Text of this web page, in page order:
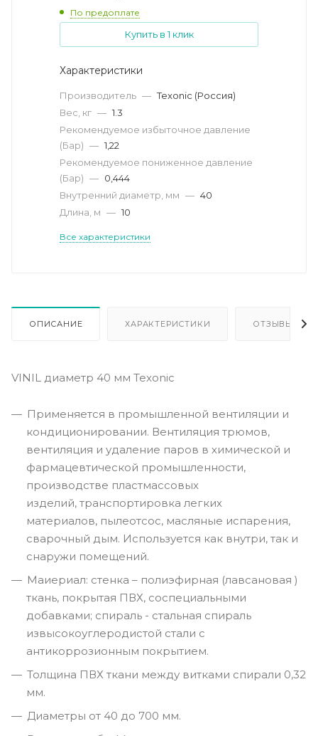
По предоплате
Купить в 1 клик
Характеристики
Производитель — Texonic (Россия)
Вес, кг — 1.3
Рекомендуемое избыточное давление
(Бар) — 1,22
Рекомендуемое пониженное давление
(Бар) — 0,444
Внутренний диаметр, мм — 40
Длина, м — 10
Все характеристики
ОПИСАНИЕ ХАРАКТЕРИСТИКИ ОТЗЫВЫ
VINIL диаметр 40 мм Texonic
Применяется в промышленной вентиляции и
кондиционировании. Вентиляция трюмов,
вентиляция и удаление паров в химической и
фармацевтической промышленности,
производстве пластмассовых
изделий, транспортировка легких
материалов, пылеотсос, масляные испарения,
сварочный дым. Используется как внутри, так и
снаружи помещений.
Маиериал: стенка – полиэфирная (лавсановая )
ткань, покрытая ПВХ, соспециальными
добавками; спираль - стальная спираль
извысокоуглеродистой стали с
антикоррозионным покрытием.
Толщина ПВХ ткани между витками спирали 0,32
мм.
Диаметры от 40 до 700 мм.